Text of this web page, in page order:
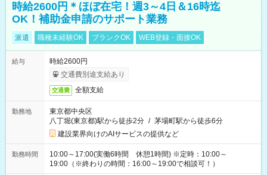
時給2600円＊ほぼ在宅！週3～4日＆16時迄
OK！補助金申請のサポート業務
派遣 職種未経験OK ブランクOK WEB登録・面接OK
給与
時給2600円
交通費別途支給あり
交通費 全額支給
勤務地
東京都中央区
八丁堀(東京都)駅から徒歩2分 / 茅場町駅から徒歩6分
建設業界向けのAIサービスの提供など
勤務時間
10:00～17:00(実働6時間 休憩1時間) ※定時：10:00～
19:00（※終わりの時間：16:00～19:00で相談可！）